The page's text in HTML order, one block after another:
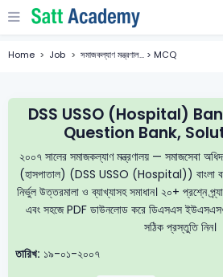
Home Job সমাজকল্যাণ মন্ত্রণাল... > MCQ
DSS USSO (Hospital)
Question Bank,
২০০৭ সালের সমাজকল্যাণ মন্ত্রণালয় — সমাজসেবা
(হাসপাতাল) (DSS USSO (Hospital)) বাংলা
নির্ভুল উত্তরমালা ও ব্যাখ্যাসহ সমাধান। ২০+ প্রশ্নে
এবং সহজে PDF ডাউনলোড করে ডিএসএস ইউএসএসও
সঠিক প্রস্তুতি নিন।
তারিখ: ১৯-০১-২০০৭